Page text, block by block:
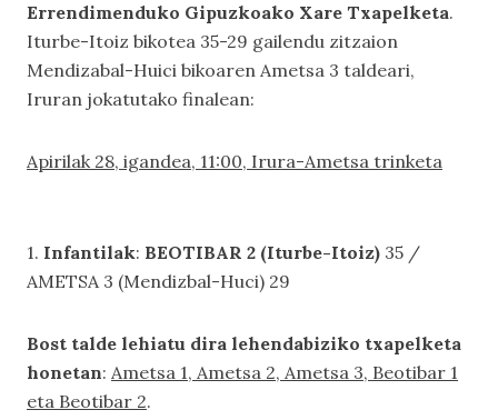
Errendimenduko Gipuzkoako Xare Txapelketa.
Iturbe-Itoiz bikotea 35-29 gailendu zitzaion
Mendizabal-Huici bikoaren Ametsa 3 taldeari,
Iruran jokatutako finalean:
Apirilak 28, igandea, 11:00, Irura-Ametsa trinketa
1. Infantilak: BEOTIBAR 2 (Iturbe-Itoiz) 35 /
AMETSA 3 (Mendizbal-Huci) 29
Bost talde lehiatu dira lehendabiziko txapelketa
honetan: Ametsa 1, Ametsa 2, Ametsa 3, Beotibar 1
eta Beotibar 2.